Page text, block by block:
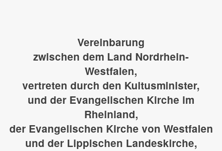
Vereinbarung
zwischen dem Land Nordrhein-
Westfalen,
vertreten durch den Kultusminister,
und der Evangelischen Kirche im
Rheinland,
der Evangelischen Kirche von Westfalen
und der Lippischen Landeskirche,